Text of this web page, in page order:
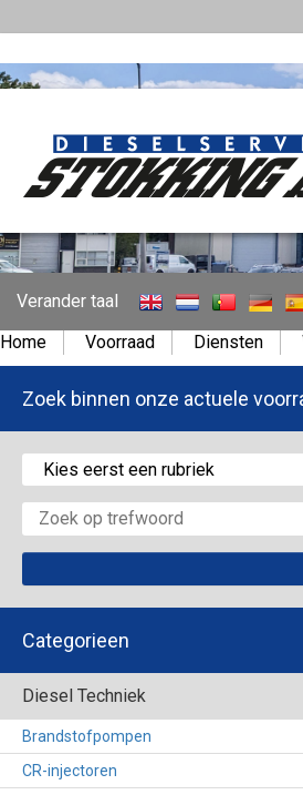
Verander taal
Home
Voorraad Diensten
Zoek binnen onze actuele
Categorieen
Diesel Techniek
Brandstofpompen
CR-injectoren